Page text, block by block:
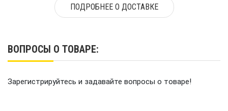
ПОДРОБНЕЕ О ДОСТАВКЕ
ВОПРОСЫ О ТОВАРЕ:
Зарегистрируйтесь и задавайте вопросы о товаре!